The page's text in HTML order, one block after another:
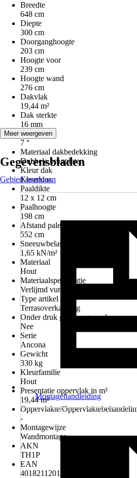
Breedte
648 cm
Diepte
300 cm
Doorganghoogte
203 cm
Hoogte voor
239 cm
Hoogte wand
276 cm
Dakvlak
19,44 m²
Dak sterkte
16 mm
Dakhelling
7 °
Materiaal dakbedekking
Dubbele brugplaten
Kleur dak
Kleurloos
Paaldikte
12 x 12 cm
Paalhoogte
198 cm
Afstand palen
552 cm
Sneeuwbelasting
1,65 kN/m²
Materiaal
Hout
Materiaalspecificatie
Verlijmd vuren hout
Type artikel
Terrasoverkapping
Onder druk geimpregneerd
Nee
Serie
Ancona
Gewicht
330 kg
Kleurfamilie
Hout
Presentatie oppervlak in m²
19,44 m²
Oppervlakte/
-
Montagewijze
Wandmontage
AKN
TH1P
EAN
4018211201433
Meer weergeven
Gegevensbladen
Gebied overslaan
Montagehandleiding